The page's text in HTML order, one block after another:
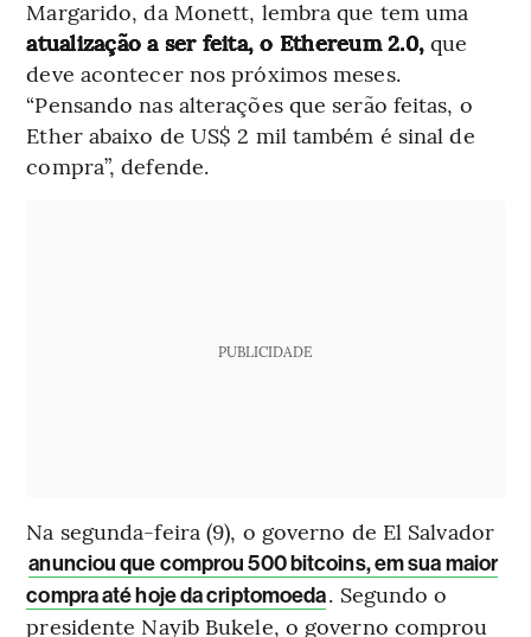
Margarido, da Monett, lembra que tem uma
atualização a ser feita, o Ethereum 2.0, que
deve acontecer nos próximos meses.
“Pensando nas alterações que serão feitas, o
Ether abaixo de US$ 2 mil também é sinal de
compra”, defende.
PUBLICIDADE
Na segunda-feira (9), o governo de El Salvador
anunciou que comprou 500 bitcoins, em sua maior
compra até hoje da criptomoeda. Segundo o
presidente Nayib Bukele, o governo comprou